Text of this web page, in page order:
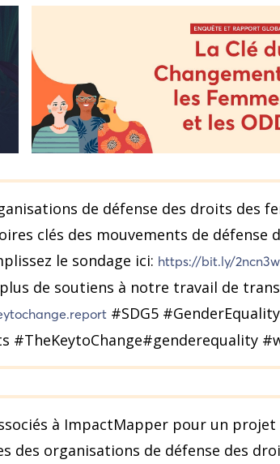
de défense des droits des
clés des mouvements de défense
le sondage ici: https://bit.ly/
de soutiens à notre travail de
#SDG5
#TheKeytoChange#genderequality
à ImpactMapper pour un
des organisations de défense des